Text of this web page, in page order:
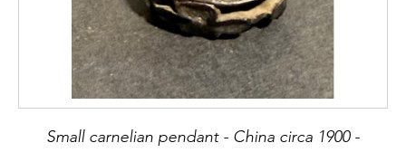
Small carnelian pendant - China circa 1900 -